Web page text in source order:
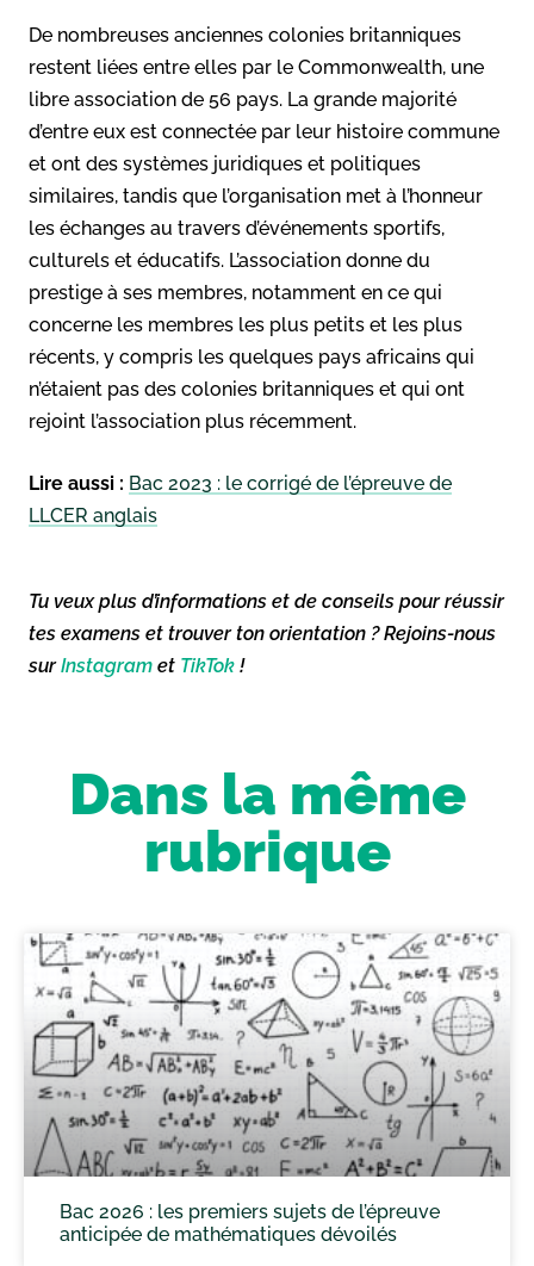
De nombreuses anciennes colonies britanniques
restent liées entre elles par le Commonwealth, une
libre association de 56 pays. La grande majorité
d’entre eux est connectée par leur histoire commune
et ont des systèmes juridiques et politiques
similaires, tandis que l’organisation met à l’honneur
les échanges au travers d’événements sportifs,
culturels et éducatifs. L’association donne du
prestige à ses membres, notamment en ce qui
concerne les membres les plus petits et les plus
récents, y compris les quelques pays africains qui
n’étaient pas des colonies britanniques et qui ont
rejoint l’association plus récemment.
Lire aussi : Bac 2023 : le corrigé de l’épreuve de
LLCER anglais
Tu veux plus d’informations et de conseils pour réussir
tes examens et trouver ton orientation ? Rejoins-nous
surInstagram et TikTok !
Dans la même
rubrique
Bac 2026 : les premiers sujets de l’épreuve
anticipée de mathématiques dévoilés